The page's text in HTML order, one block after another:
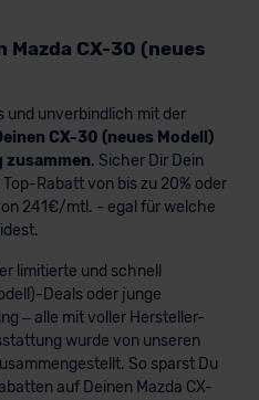
Mazda CX-30 (neues
und unverbindlich mit der
CX-30 (neues Modell)
zusammen. Sicher Dir Dein
Rabatt von bis zu 20% oder
241€/mtl. - egal für welche
limitierte und schnell
Deals oder junge
– alle mit voller Hersteller-
wurde von unseren
So sparst Du
auf Deinen Mazda CX-